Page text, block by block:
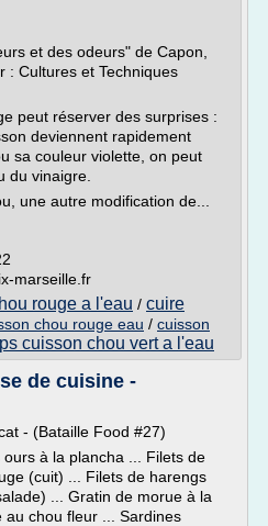
et des odeurs" de Capon,
: Cultures et Techniques
peut réserver des surprises :
deviennent rapidement
sa couleur violette, on peut
du vinaigre.
une autre modification de...
marseille.fr
rouge a l'eau / cuire
chou rouge eau / cuisson
cuisson chou vert a l'eau
de cuisine -
- (Bataille Food #27)
à la plancha ... Filets de
(cuit) ... Filets de harengs
... Gratin de morue à la
au chou fleur ... Sardines